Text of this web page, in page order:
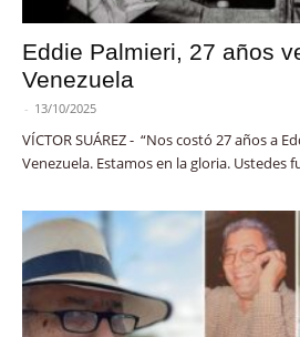
Eddie Palmieri, 27 años
Venezuela
- 13/10/2025
VÍCTOR SUÁREZ - “Nos costó 27 años a
Venezuela. Estamos en la gloria. Ustedes